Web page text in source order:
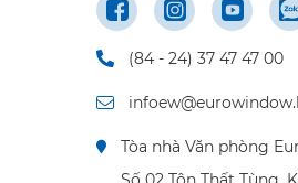
(84 - 24) 37 47 47 00
Tòa nhà Văn phòng